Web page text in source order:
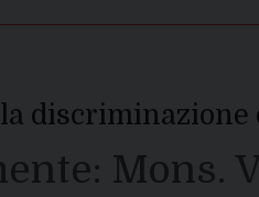
discriminazione
Mons.